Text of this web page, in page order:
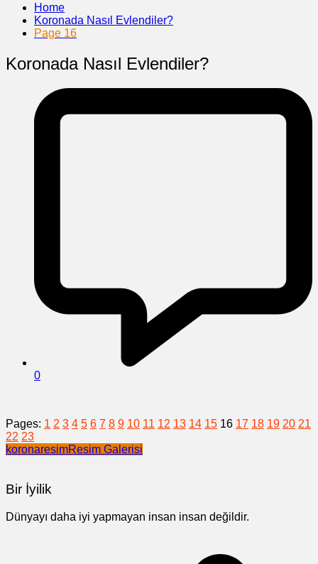
Home
Koronada Nasıl Evlendiler?
Page 16
Koronada Nasıl Evlendiler?
0
Pages: 1 2 3 4 5 6 7 8 9 10 11 12 13 14 15 16 17 18 19 20 21
22 23
koronaresimResim Galerisi
Bir İyilik
Dünyayı daha iyi yapmayan insan insan değildir.